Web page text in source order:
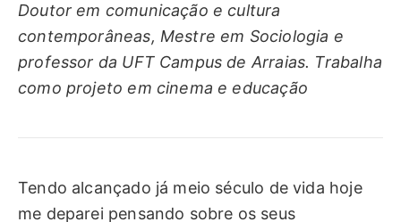
Doutor em comunicação e cultura
contemporâneas, Mestre em Sociologia e
professor da UFT Campus de Arraias. Trabalha
como projeto em cinema e educação
Tendo alcançado já meio século de vida hoje
me deparei pensando sobre os seus